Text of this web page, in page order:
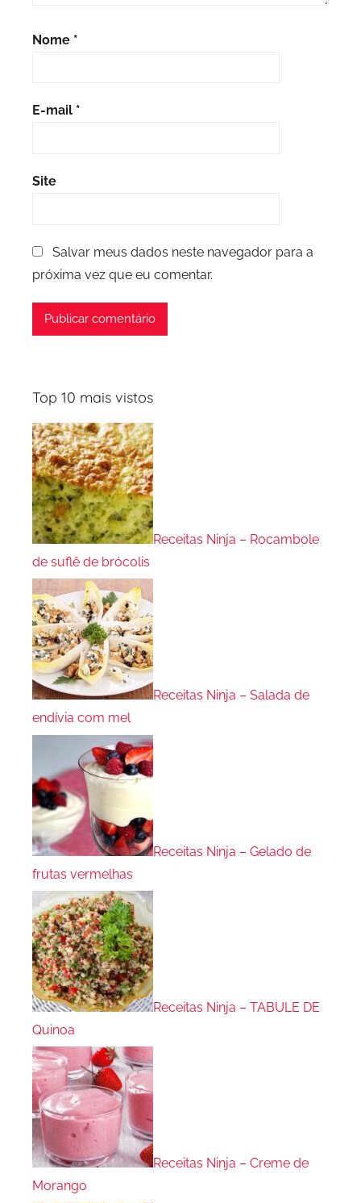
Nome *
E-mail *
Site
Salvar meus dados neste navegador para a
próxima vez que eu comentar.
Top 10 mais vistos
Receitas Ninja – Rocambole
de suflê de brócolis
Receitas Ninja – Salada de
endívia com mel
Receitas Ninja – Gelado de
frutas vermelhas
Receitas Ninja – TABULE DE
Quinoa
Receitas Ninja – Creme de
Morango